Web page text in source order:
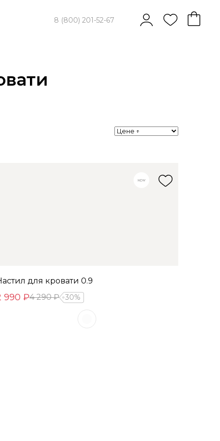
8 (800) 201-52-67
для кровати 0.9
990 ₽4 290 ₽ 30%